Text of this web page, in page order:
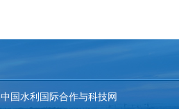
中国水利国际合作与科技网